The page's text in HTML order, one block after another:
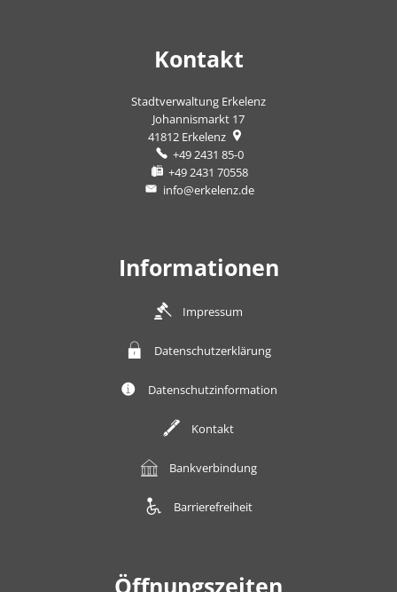
Kontakt
Stadtverwaltung Erkelenz
Johannismarkt 17
41812 Erkelenz
+49 2431 85-0
+49 2431 70558
info@erkelenz.de
Informationen
Impressum
Datenschutzerklärung
Datenschutzinformation
Kontakt
Bankverbindung
Barrierefreiheit
Öffnungszeiten